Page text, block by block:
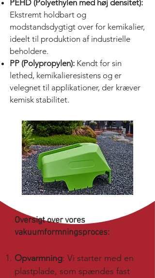
PEHD (Polyethylen med høj densitet):
Ekstremt holdbart og
modstandsdygtigt over for kemikalier,
ideelt til produktion af industrielle
beholdere.
PP (Polypropylen): Kendt for sin
lethed, kemikalieresistens og er
velegnet til applikationer, der kræver
kemisk stabilitet.
Oversigt over vores
vakuumformningsproces:
Opvarmning: Vi starter med en
plastplade, som spændes fast